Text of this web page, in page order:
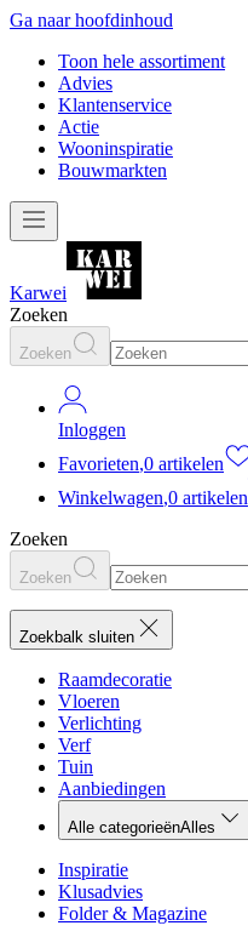
Ga naar hoofdinhoud
Toon hele assortiment
Advies
Klantenservice
Actie
Wooninspiratie
Bouwmarkten
Karwei
Zoeken
Zoeken
Inloggen
Favorieten,0 artikelen
Winkelwagen,0 artikelen
Zoeken
Zoeken
Zoekbalk sluiten
Raamdecoratie
Vloeren
Verlichting
Verf
Tuin
Aanbiedingen
Alle categorieënAlles
Inspiratie
Klusadvies
Folder & Magazine